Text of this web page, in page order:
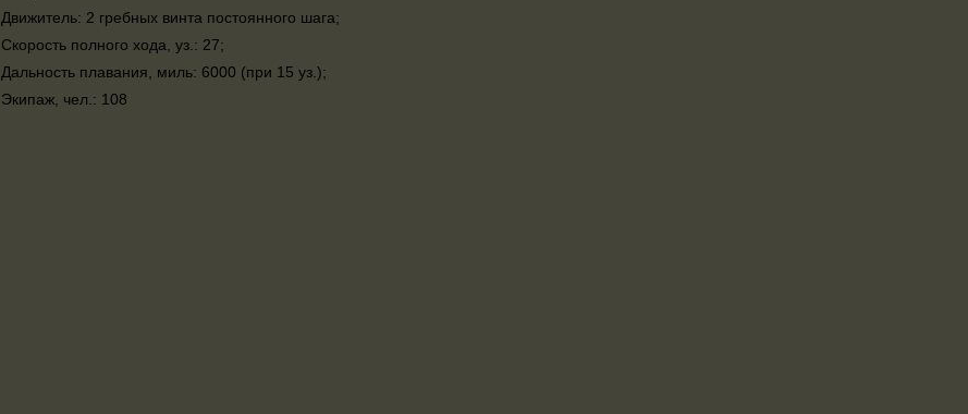
Движитель: 2 гребных винта постоянного шага;
Скорость полного хода, уз.: 27;
Дальность плавания, миль: 6000 (при 15 уз.);
Экипаж, чел.: 108